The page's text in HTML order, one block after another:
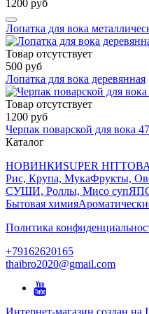
1200 руб
Лопатка для вока
Товар отсутствует
500 руб
Лопатка для вока деревянная
Товар отсутствует
1200 руб
Черпак поварской для вока
Каталог
НОВИНКИSUPER HIT
Рис, Крупа, МукаФрукты,
СУШИ, Роллы, Мисо суп
Бытовая химия
Политика
+79162620165
thaibro2020@gmail.com